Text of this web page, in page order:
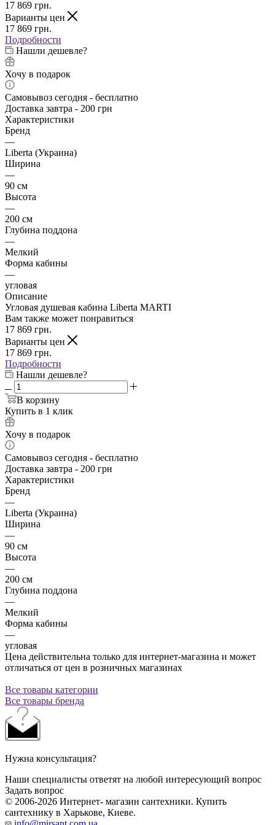
17 869 грн.
Варианты цен
17 869 грн.
Подробности
Нашли дешевле?
Хочу в подарок
Самовывоз сегодня - бесплатно
Доставка завтра - 200 грн
Характеристики
Бренд
—
Liberta (Украина)
Ширина
—
90 см
Высота
—
200 см
Глубина поддона
—
Мелкий
Форма кабины
—
угловая
Описание
Угловая душевая кабина Liberta MARTI
Вам также может понравиться
17 869 грн.
Варианты цен
17 869 грн.
Подробности
Нашли дешевле?
В корзину
Купить в 1 клик
Хочу в подарок
Самовывоз сегодня - бесплатно
Доставка завтра - 200 грн
Характеристики
Бренд
—
Liberta (Украина)
Ширина
—
90 см
Высота
—
200 см
Глубина поддона
—
Мелкий
Форма кабины
—
угловая
Цена действительна только для интернет-магазина и может
отличаться от цен в розничных магазинах
Все товары категории
Все товары бренда
Нужна консультация?
Наши специалисты ответят на любой интересующий вопрос
Задать вопрос
© 2006-2026 Интернет- магазин сантехники. Купить
сантехнику в Харькове, Киеве.